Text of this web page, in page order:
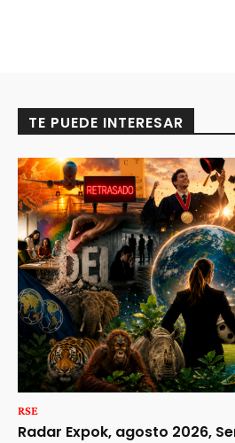
TE PUEDE INTERESAR
RSE
Radar Expok, agosto 2026,